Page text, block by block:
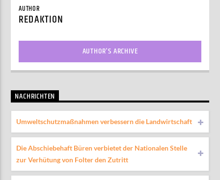
AUTHOR
REDAKTION
AUTHOR'S ARCHIVE
NACHRICHTEN
Umweltschutzmaßnahmen verbessern die Landwirtschaft
Die Abschiebehaft Büren verbietet der Nationalen Stelle
zur Verhütung von Folter den Zutritt